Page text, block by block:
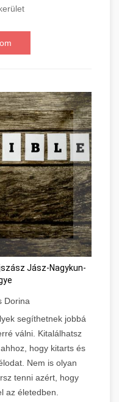
Jász-Nagykun-
Dorina
segíthetnek jobbá
válni. Kitalálhatsz
hogy kitarts és
Nem is olyan
tenni azért, hogy
az életedben.